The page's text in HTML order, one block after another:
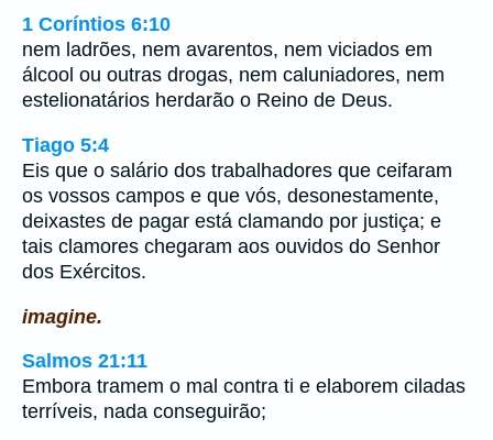
1 Coríntios 6:10
nem ladrões, nem avarentos, nem viciados em
álcool ou outras drogas, nem caluniadores, nem
estelionatários herdarão o Reino de Deus.
Tiago 5:4
Eis que o salário dos trabalhadores que ceifaram
os vossos campos e que vós, desonestamente,
deixastes de pagar está clamando por justiça; e
tais clamores chegaram aos ouvidos do Senhor
dos Exércitos.
imagine.
Salmos 21:11
Embora tramem o mal contra ti e elaborem ciladas
terríveis, nada conseguirão;